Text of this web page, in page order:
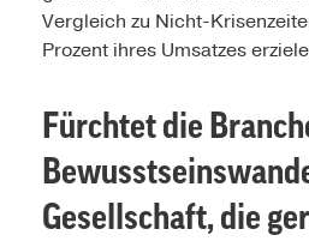
Vergleich zu Nicht-
Prozent ihres Umsatzes
Fürchtet die
Gesellschaft, die